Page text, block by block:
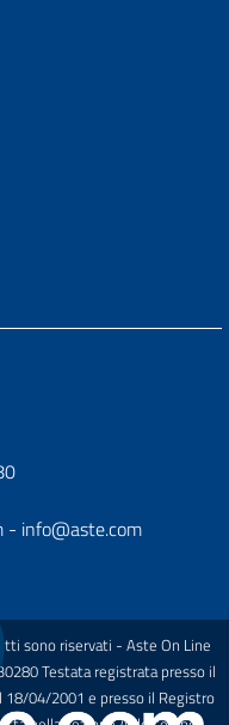
- info@aste.com
sono riservati - Aste On Line
Testata registrata presso il
18/04/2001 e presso il Registro